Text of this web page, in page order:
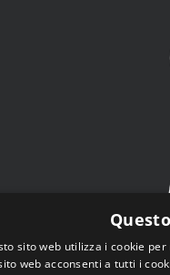
FITAV - Federazione
sito web utilizza i cookie
web acconsenti a tutti i